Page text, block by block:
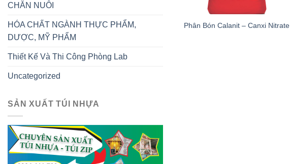
CHĂN NUÔI
HÓA CHẤT NGÀNH THỰC PHẨM,
DƯỢC, MỸ PHẨM
Thiết Kế Và Thi Công Phòng Lab
Uncategorized
SẢN XUẤT TÚI NHỰA
Phân Bón Calanit – Canxi Nitrate